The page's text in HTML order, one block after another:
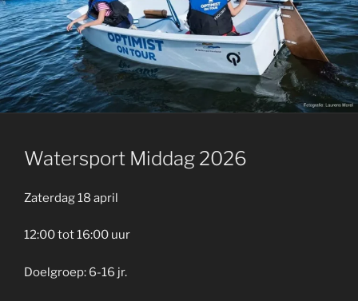
GEPLAATST
OP
Watersport Middag 2026
Zaterdag 18 april
12:00 tot 16:00 uur
Doelgroep: 6-16 jr.